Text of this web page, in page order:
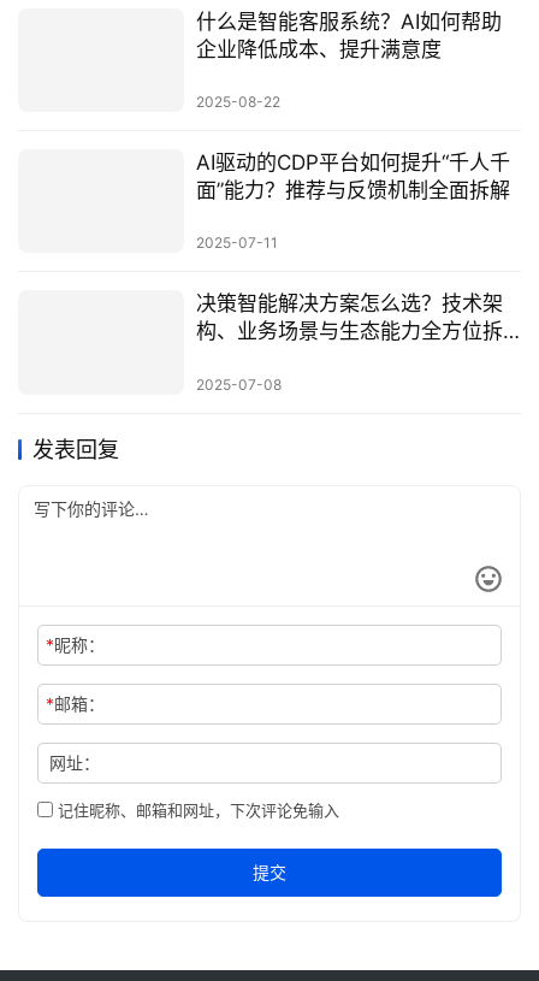
什么是智能客服系统？AI如何帮助
企业降低成本、提升满意度
2025-08-22
AI驱动的CDP平台如何提升“千人千
面”能力？推荐与反馈机制全面拆解
2025-07-11
决策智能解决方案怎么选？技术架
构、业务场景与生态能力全方位拆
2025-07-08
发表回复
*昵称：
*邮箱：
网址：
记住昵称、邮箱和网址，下次评论免输入
提交